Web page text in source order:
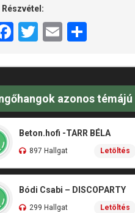
Részvétel:
Facebook
Twitter
Email
azonos témájú
Beton.hofi -TARR BÉLA
897 Hallgat Letöltés
Bódi Csabi – DISCOPARTY
299 Hallgat Letöltés